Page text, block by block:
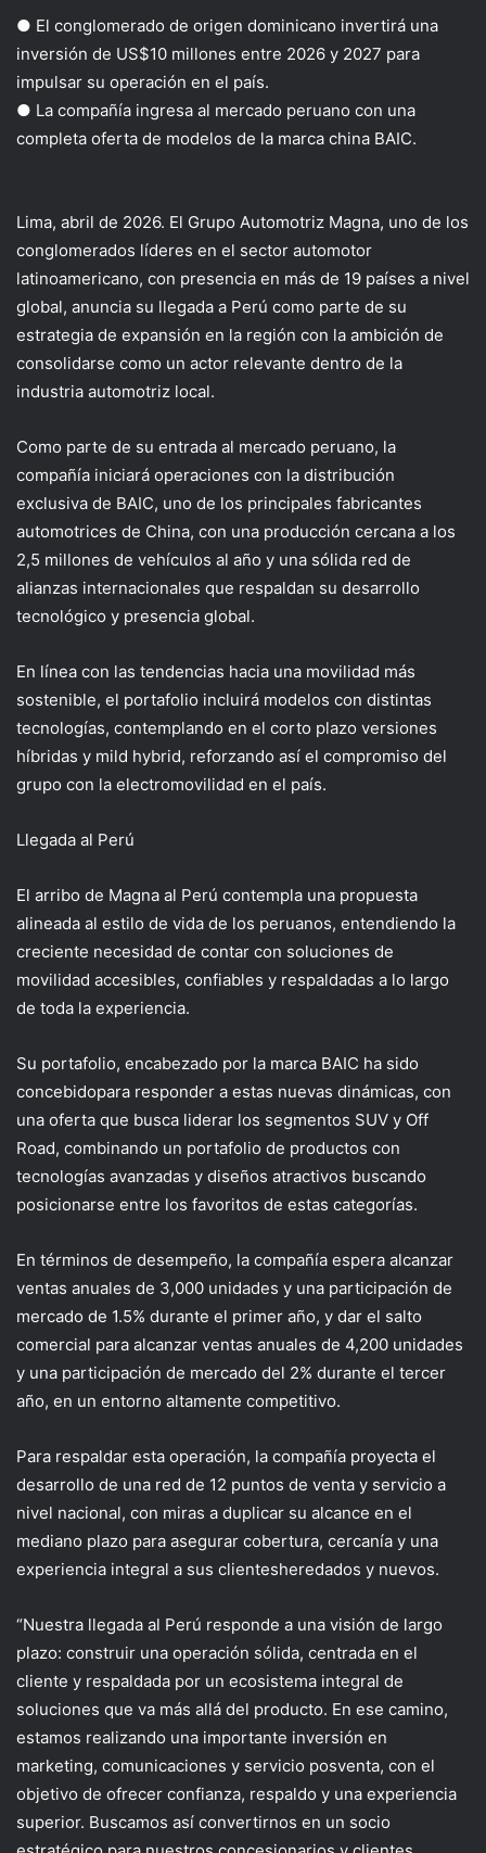
● El conglomerado de origen dominicano invertirá una
inversión de US$10 millones entre 2026 y 2027 para
impulsar su operación en el país.
● La compañía ingresa al mercado peruano con una
completa oferta de modelos de la marca china BAIC.
Lima, abril de 2026. El Grupo Automotriz Magna, uno de los
conglomerados líderes en el sector automotor
latinoamericano, con presencia en más de 19 países a nivel
global, anuncia su llegada a Perú como parte de su
estrategia de expansión en la región con la ambición de
consolidarse como un actor relevante dentro de la
industria automotriz local.
Como parte de su entrada al mercado peruano, la
compañía iniciará operaciones con la distribución
exclusiva de BAIC, uno de los principales fabricantes
automotrices de China, con una producción cercana a los
2,5 millones de vehículos al año y una sólida red de
alianzas internacionales que respaldan su desarrollo
tecnológico y presencia global.
En línea con las tendencias hacia una movilidad más
sostenible, el portafolio incluirá modelos con distintas
tecnologías, contemplando en el corto plazo versiones
híbridas y mild hybrid, reforzando así el compromiso del
grupo con la electromovilidad en el país.
Llegada al Perú
El arribo de Magna al Perú contempla una propuesta
alineada al estilo de vida de los peruanos, entendiendo la
creciente necesidad de contar con soluciones de
movilidad accesibles, confiables y respaldadas a lo largo
de toda la experiencia.
Su portafolio, encabezado por la marca BAIC ha sido
concebidopara responder a estas nuevas dinámicas, con
una oferta que busca liderar los segmentos SUV y Off
Road, combinando un portafolio de productos con
tecnologías avanzadas y diseños atractivos buscando
posicionarse entre los favoritos de estas categorías.
En términos de desempeño, la compañía espera alcanzar
ventas anuales de 3,000 unidades y una participación de
mercado de 1.5% durante el primer año, y dar el salto
comercial para alcanzar ventas anuales de 4,200 unidades
y una participación de mercado del 2% durante el tercer
año, en un entorno altamente competitivo.
Para respaldar esta operación, la compañía proyecta el
desarrollo de una red de 12 puntos de venta y servicio a
nivel nacional, con miras a duplicar su alcance en el
mediano plazo para asegurar cobertura, cercanía y una
experiencia integral a sus clientesheredados y nuevos.
“Nuestra llegada al Perú responde a una visión de largo
plazo: construir una operación sólida, centrada en el
cliente y respaldada por un ecosistema integral de
soluciones que va más allá del producto. En ese camino,
estamos realizando una importante inversión en
marketing, comunicaciones y servicio posventa, con el
objetivo de ofrecer confianza, respaldo y una experiencia
superior. Buscamos así convertirnos en un socio